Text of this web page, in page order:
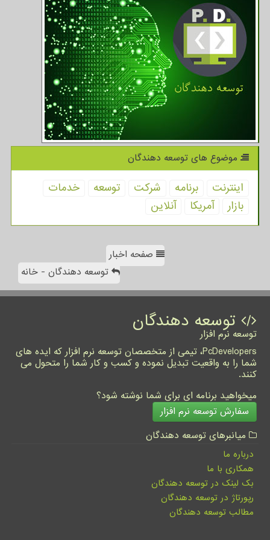
موضوع های توسعه دهندگان
اینترنت برنامه شركت توسعه
خدمات
بازار
آمریكا آنلاین
صفحه اخبار
توسعه دهندگان - خانه
توسعه دهندگان
توسعه نرم افزار
PcDevelopers، تیمی از متخصصان توسعه نرم افزار که ایده های
شما را به واقعیت تبدیل نموده و کسب و کار شما را متحول می
کنند.
میخواهید برنامه ای برای شما نوشته شود؟
سفارش توسعه نرم افزار
میانبرهای توسعه دهندگان
درباره ما
همکاری با ما
بک لینک در توسعه دهندگان
رپورتاژ در توسعه دهندگان
مطالب توسعه دهندگان